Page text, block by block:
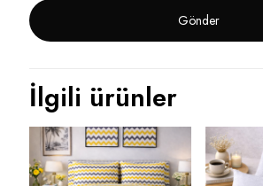
İlgili ürünler